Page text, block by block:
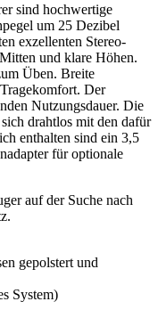
sind hochwertige
um 25 Dezibel
exzellenten Stereo-
und klare Höhen.
Üben. Breite
Der
Nutzungsdauer. Die
drahtlos mit den dafür
enthalten sind ein 3,5
für optionale
auf der Suche nach
gepolstert und
System)